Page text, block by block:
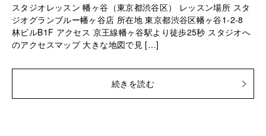
スタジオレッスン 幡ヶ谷（東京都渋谷区） レッスン場所 スタ
ジオグランブルー幡ヶ谷店 所在地 東京都渋谷区幡ヶ谷1-2-8
林ビルB1F アクセス 京王線幡ヶ谷駅より徒歩25秒 スタジオへ
のアクセスマップ 大きな地図で見 […]
続きを読む